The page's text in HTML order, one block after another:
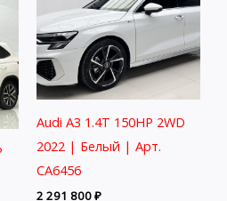
Audi A3 1.4T 150HP 2WD
2022 | Белый | Арт.
CA6456
2 291 800₽